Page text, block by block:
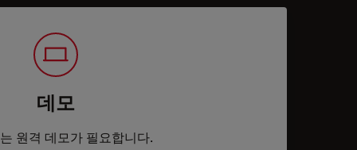
데모
원격 데모가 필요합니다.